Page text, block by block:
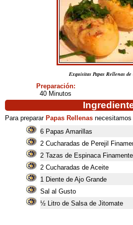
Exquisitas Papas Rellenas de
Preparación:
40 Minutos
Para preparar Papas Rellenas
6 Papas Amarillas
2 Cucharadas de Perejil
2 Tazas de Espinaca
2 Cucharadas de Aceite
1 Diente de Ajo Grande
Sal al Gusto
½ Litro de Salsa de Jitomate